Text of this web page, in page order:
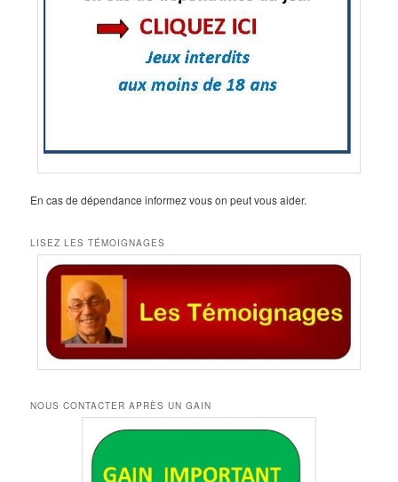
En cas de dépendance informez vous on peut vous aider.
LISEZ LES TÉMOIGNAGES
NOUS CONTACTER APRÈS UN GAIN